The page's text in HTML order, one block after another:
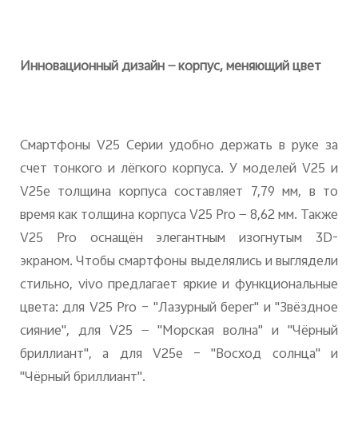
Инновационный дизайн — корпус, меняющий цвет
Смартфоны V25 Cерии удобно держать в руке за
счет тонкого и лёгкого корпуса. У моделей V25 и
V25e толщина корпуса составляет 7,79 мм, в то
время как толщина корпуса V25 Pro — 8,62 мм. Также
V25 Pro оснащён элегантным изогнутым 3D-
экраном. Чтобы смартфоны выделялись и выглядели
стильно, vivo предлагает яркие и функциональные
цвета: для V25 Pro – "Лазурный берег" и "Звёздное
сияние", для V25 — "Морская волна" и "Чёрный
бриллиант", а для V25e – "Восход солнца" и
"Чёрный бриллиант".